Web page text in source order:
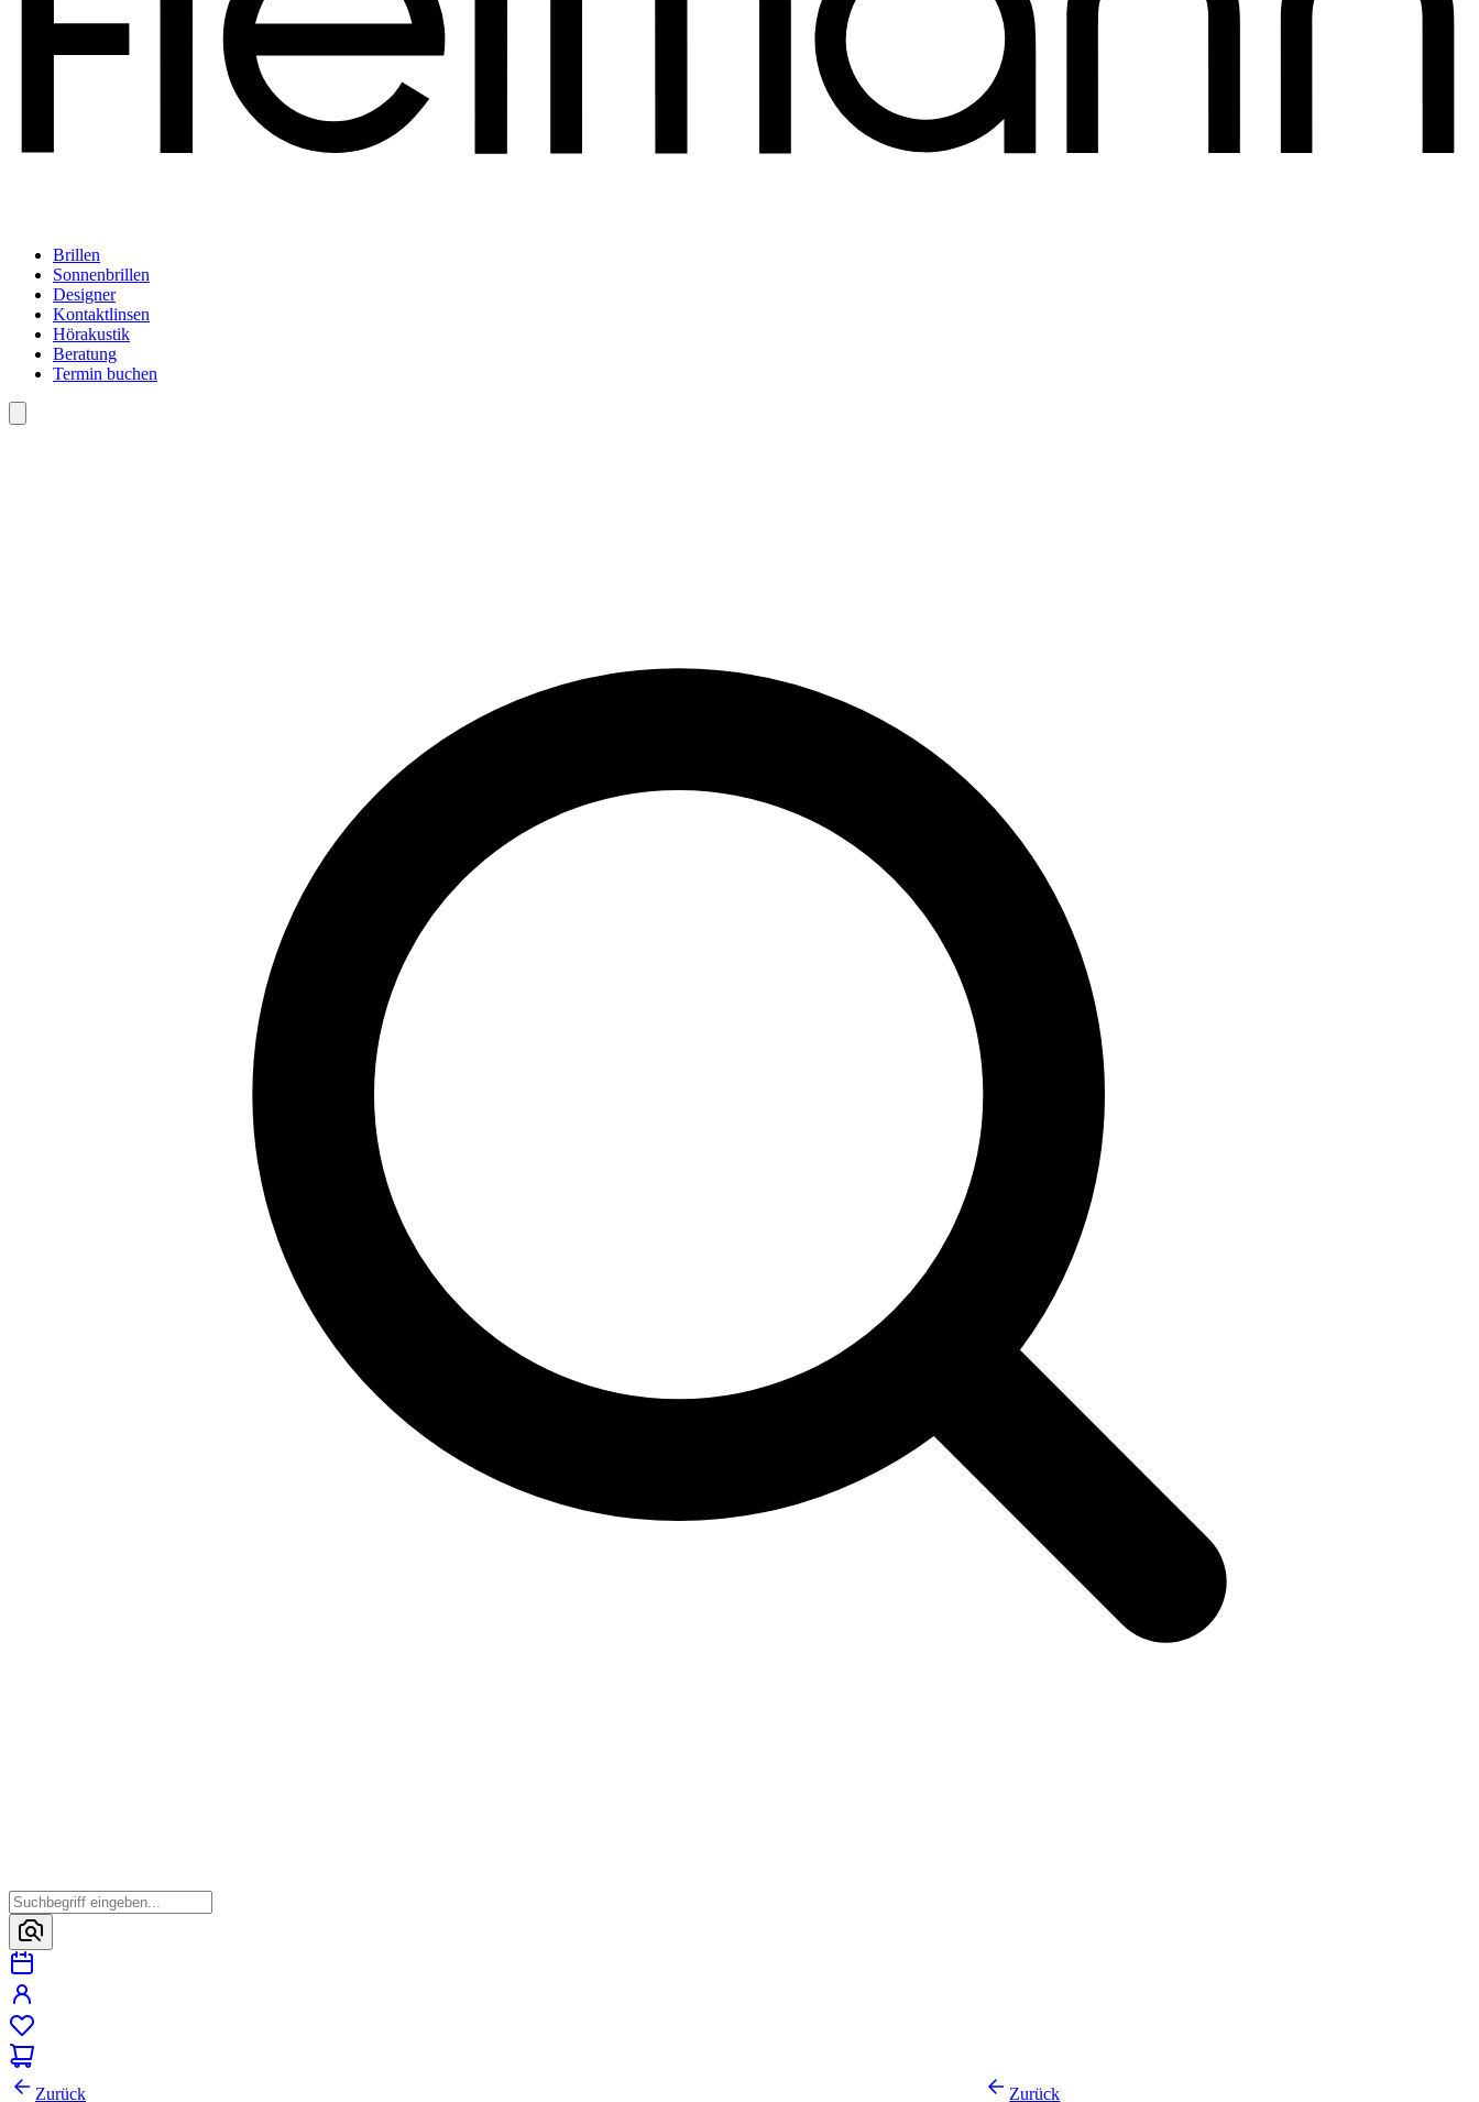
Brillen
Sonnenbrillen
Designer
Kontaktlinsen
Hörakustik
Beratung
Termin buchen
Zurück Zurück